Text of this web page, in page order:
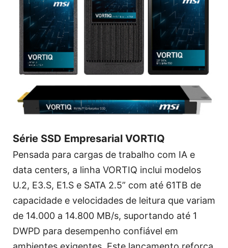
Série SSD Empresarial VORTIQ
Pensada para cargas de trabalho com IA e
data centers, a linha VORTIQ inclui modelos
U.2, E3.S, E1.S e SATA 2.5” com até 61TB de
capacidade e velocidades de leitura que variam
de 14.000 a 14.800 MB/s, suportando até 1
DWPD para desempenho confiável em